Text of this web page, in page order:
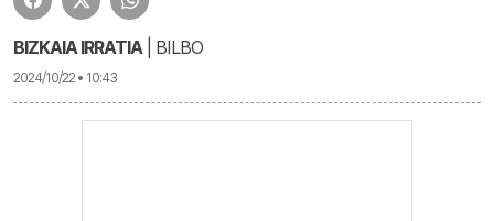
BIZKAIA IRRATIA | BILBO
2024/10/22 • 10:43